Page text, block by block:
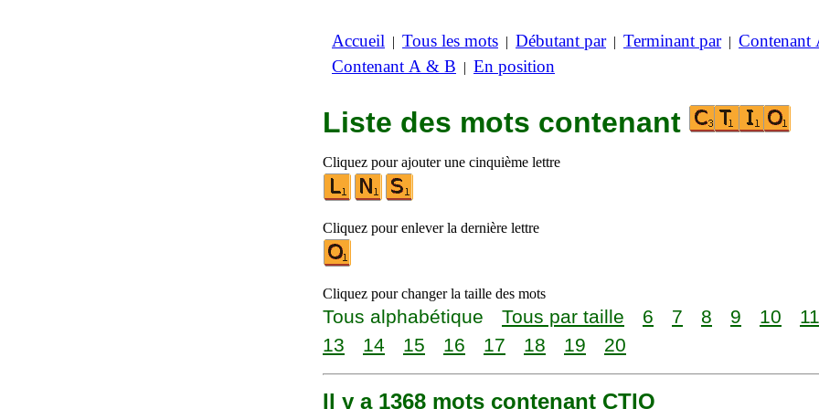
Accueil | Tous les mots | Débutant par| Terminant par| Contenant
Contenant A & B | En position
Liste des mots contenant
Cliquez pour ajouter une cinquième lettre
Cliquez pour enlever la dernière lettre
Cliquez pour changer la taille des mots
Tous alphabétique Tous par taille 6 7 8 9 10 11
13
14 15 16 17 18 19 20
Il y a 1368 mots contenant CTIO